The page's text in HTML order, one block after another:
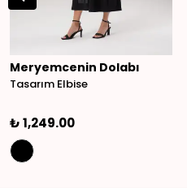
Meryemcenin Dolabı
Tasarım Elbise
₺ 1,249.00